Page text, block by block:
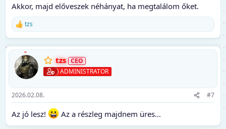
Akkor, majd előveszek néhányat, ha megtalálom őket.
R
k
c
i
ó
:
tzs
tzs
ADMINISTRATOR
2026.02.08. #7
Az jó lesz! Az a részleg majdnem üres...